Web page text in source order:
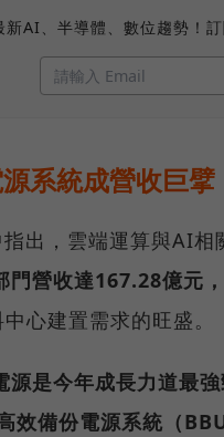
新AI、半導體、數位趨勢！
系統成營收巨擘
出，雲端運算與AI
門營收達167.28億元
心建置需求的旺盛。
源是今年成長力道最
效備份電源系統（